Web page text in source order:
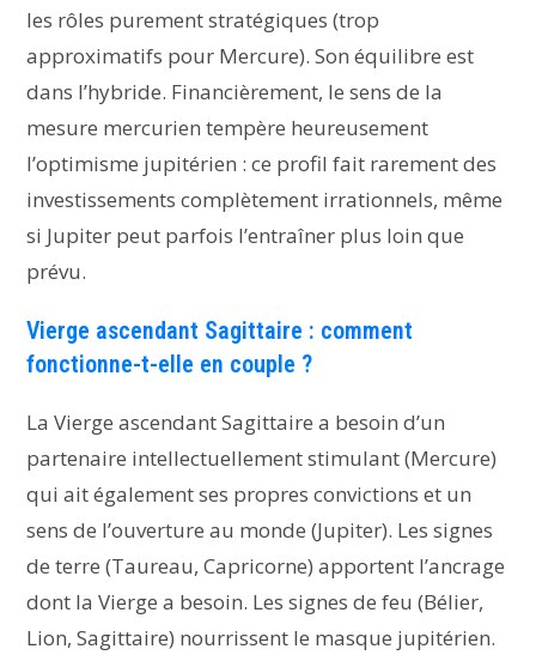
les rôles purement stratégiques (trop
approximatifs pour Mercure). Son équilibre est
dans l’hybride. Financièrement, le sens de la
mesure mercurien tempère heureusement
l’optimisme jupitérien : ce profil fait rarement des
investissements complètement irrationnels, même
si Jupiter peut parfois l’entraîner plus loin que
prévu.
Vierge ascendant Sagittaire : comment
fonctionne-t-elle en couple ?
La Vierge ascendant Sagittaire a besoin d’un
partenaire intellectuellement stimulant (Mercure)
qui ait également ses propres convictions et un
sens de l’ouverture au monde (Jupiter). Les signes
de terre (Taureau, Capricorne) apportent l’ancrage
dont la Vierge a besoin. Les signes de feu (Bélier,
Lion, Sagittaire) nourrissent le masque jupitérien.